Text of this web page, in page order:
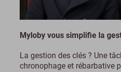
Myloby vous simplifie la
La gestion des clés ? Une
chronophage et rébarbative